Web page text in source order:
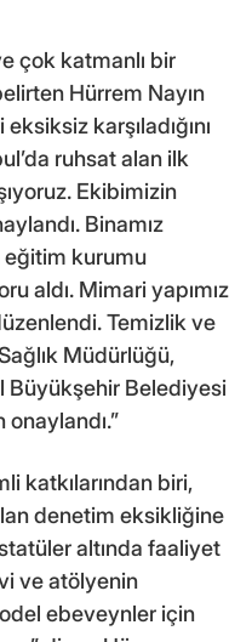
çok katmanlı bir
Hürrem Nayın
karşıladığını
ruhsat alan ilk
Ekibimizin
Binamız
eğitim kurumu
aldı. Mimari yapımız
Temizlik ve
Müdürlüğü,
Büyükşehir Belediyesi
katkılarından biri,
denetim eksikliğine
altında faaliyet
ve atölyenin
ebeveynler için